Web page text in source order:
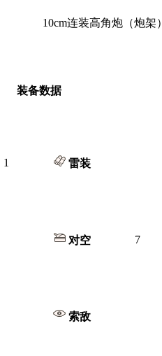
10cm连装高角炮（炮架）
装备数据
1 雷装
对空 7
索敌